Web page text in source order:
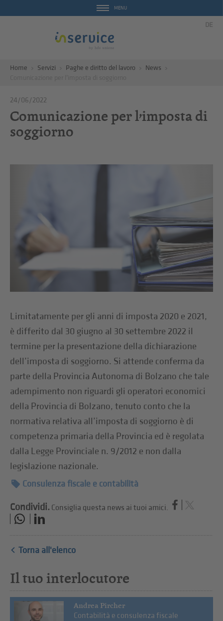
MENU
DE
Home Servizi Paghe e diritto del lavoro
News
24/06/2022
Comunicazione per l’imposta di
soggiorno
Limitatamente per gli anni di imposta 2020 e 2021,
è differito dal 30 giugno al 30 settembre 2022 il
termine per la presentazione della dichiarazione
dell’imposta di soggiorno. Si attende conferma da
parte della Provincia Autonoma di Bolzano che tale
adempimento non riguardi gli operatori economici
della Provincia di Bolzano, tenuto conto che la
normativa relativa all’imposta di soggiorno è di
competenza primaria della Provincia ed è regolata
dalla Legge Provinciale n. 9/2012 e non dalla
legislazione nazionale.
Consulenza fiscale e contabilità
Condividi. Consiglia questa news ai tuoi amici.
Torna all'elenco
Il tuo interlocutore
Andrea Pircher
Contabilità e consulenza fiscale